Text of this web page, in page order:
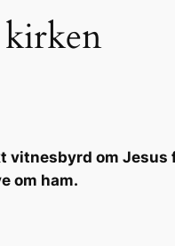
vitnesbyrd om
om ham.